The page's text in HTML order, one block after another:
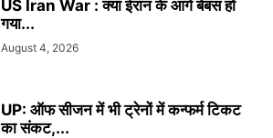
US Iran War : क्या ईरान के आगे बेबस हो
गया...
August 4, 2026
UP: ऑफ सीजन में भी ट्रेनों में कन्फर्म टिकट
का संकट,...